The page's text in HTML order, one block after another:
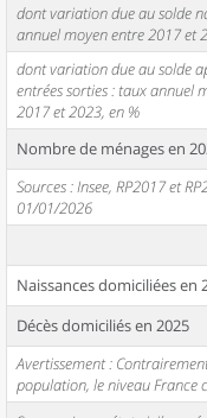
dont variation due au solde
annuel moyen entre 2017 et
dont variation due au solde
entrées sorties : taux annuel
2017 et 2023, en %
Nombre de ménages en
Sources : Insee, RP2017 et
01/01/2026
Naissances domiciliées en
Décès domiciliés en 2025
Avertissement :
population, le niveau France